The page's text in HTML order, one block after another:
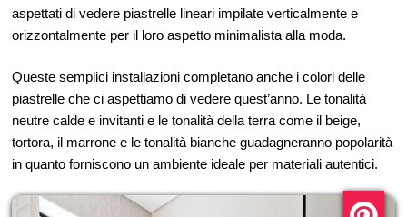
aspettati di vedere piastrelle lineari impilate verticalmente e
orizzontalmente per il loro aspetto minimalista alla moda.
Queste semplici installazioni completano anche i colori delle
piastrelle che ci aspettiamo di vedere quest’anno. Le tonalità
neutre calde e invitanti e le tonalità della terra come il beige,
tortora, il marrone e le tonalità bianche guadagneranno popolarità
in quanto forniscono un ambiente ideale per materiali autentici.